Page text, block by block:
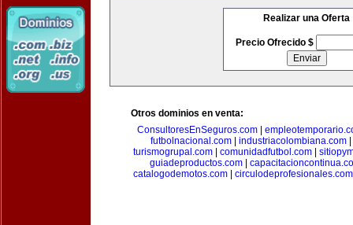
Realizar una Oferta
Precio Ofrecido $
Otros dominios en venta:
ConsultoresEnSeguros.com|
futbolnacional.com| industriacolombiana.com|
turismogrupal.com| comunidadfutbol.com|
guiadeproductos.com|
catalogodemotos.com
circulodeprofesionales.com